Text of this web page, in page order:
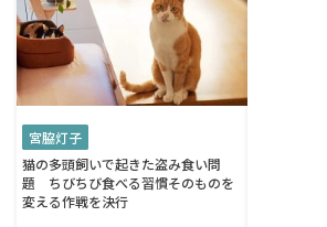
宮脇灯子
猫の多頭飼いで起きた盗み食い問
題 ちびちび食べる習慣そのものを
変える作戦を決行